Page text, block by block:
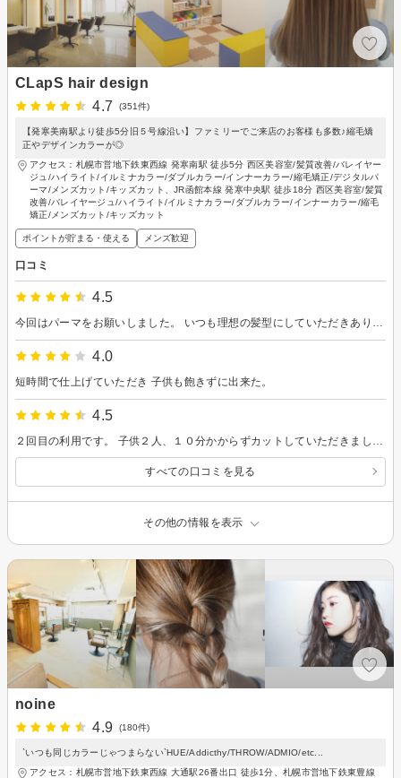
CLapS hair design
4.7
(351件)
【発寒美南駅より徒歩5分旧５号線沿い】ファミリーでご来店のお客様も多数♪縮毛矯
正やデザインカラーが◎
アクセス：札幌市営地下鉄東西線 発寒南駅 徒歩5分 西区美容室/髪質改善/バレイヤー
ジュ/ハイライト/イルミナカラー/ダブルカラー/インナーカラー/縮毛矯正/デジタルパ
ーマ/メンズカット/キッズカット、JR函館本線 発寒中央駅 徒歩18分 西区美容室/髪質
改善/バレイヤージュ/ハイライト/イルミナカラー/ダブルカラー/インナーカラー/縮毛
矯正/メンズカット/キッズカット
ポイントが貯まる・使える メンズ歓迎
口コミ
4.5
4.0
短時間で仕上げていただき 子供も飽きずに出来た。
4.5
すべての口コミを見る
その他の情報を表示
noine
4.9
(180件)
`いつも同じカラーじゃつまらない`HUE/Addicthy/THROW/ADMIO/etc...
アクセス：札幌市営地下鉄東西線 大通駅26番出口 徒歩1分、札幌市営地下鉄東豊線